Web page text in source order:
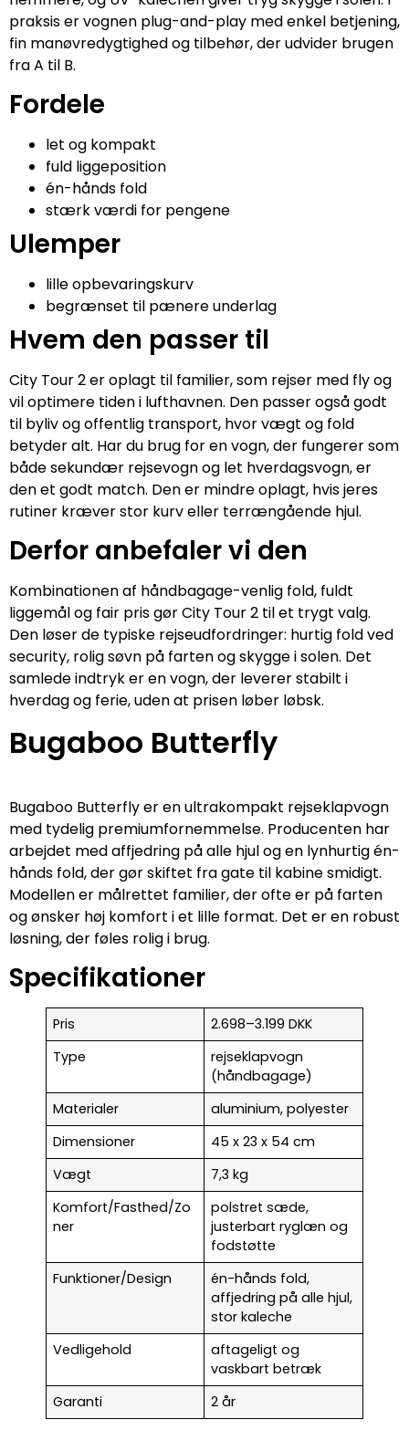
praksis er vognen plug-and-play med enkel betjening,
fin manøvredygtighed og tilbehør, der udvider brugen
fra A til B.
Fordele
let og kompakt
fuld liggeposition
én-hånds fold
stærk værdi for pengene
Ulemper
lille opbevaringskurv
begrænset til pænere underlag
Hvem den passer til
City Tour 2 er oplagt til familier, som rejser med fly og
vil optimere tiden i lufthavnen. Den passer også godt
til byliv og offentlig transport, hvor vægt og fold
betyder alt. Har du brug for en vogn, der fungerer som
både sekundær rejsevogn og let hverdagsvogn, er
den et godt match. Den er mindre oplagt, hvis jeres
rutiner kræver stor kurv eller terrængående hjul.
Derfor anbefaler vi den
Kombinationen af håndbagage-venlig fold, fuldt
liggemål og fair pris gør City Tour 2 til et trygt valg.
Den løser de typiske rejseudfordringer: hurtig fold ved
security, rolig søvn på farten og skygge i solen. Det
samlede indtryk er en vogn, der leverer stabilt i
hverdag og ferie, uden at prisen løber løbsk.
Bugaboo Butterfly
Bugaboo Butterfly er en ultrakompakt rejseklapvogn
med tydelig premiumfornemmelse. Producenten har
arbejdet med affjedring på alle hjul og en lynhurtig én-
hånds fold, der gør skiftet fra gate til kabine smidigt.
Modellen er målrettet familier, der ofte er på farten
og ønsker høj komfort i et lille format. Det er en robust
løsning, der føles rolig i brug.
Specifikationer
Pris
2.698–3.199 DKK
Type
rejseklapvogn
(håndbagage)
Materialer
aluminium, polyester
Dimensioner
45 x 23 x 54 cm
Vægt
7,3 kg
Komfort/Fasthed/Zo
ner
polstret sæde,
justerbart ryglæn og
fodstøtte
Funktioner/Design
én-hånds fold,
affjedring på alle hjul,
stor kaleche
Vedligehold
aftageligt og
vaskbart betræk
Garanti
2 år